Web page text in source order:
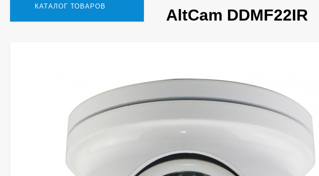
КАТАЛОГ ТОВАРОВ AltCam DDMF22IR